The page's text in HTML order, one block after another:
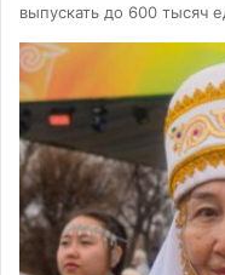
выпускать до 600 тысяч